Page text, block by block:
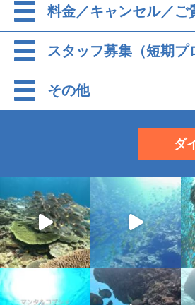
料金／キャンセル／ご
スタッフ募集（短期プ
その他
ダ